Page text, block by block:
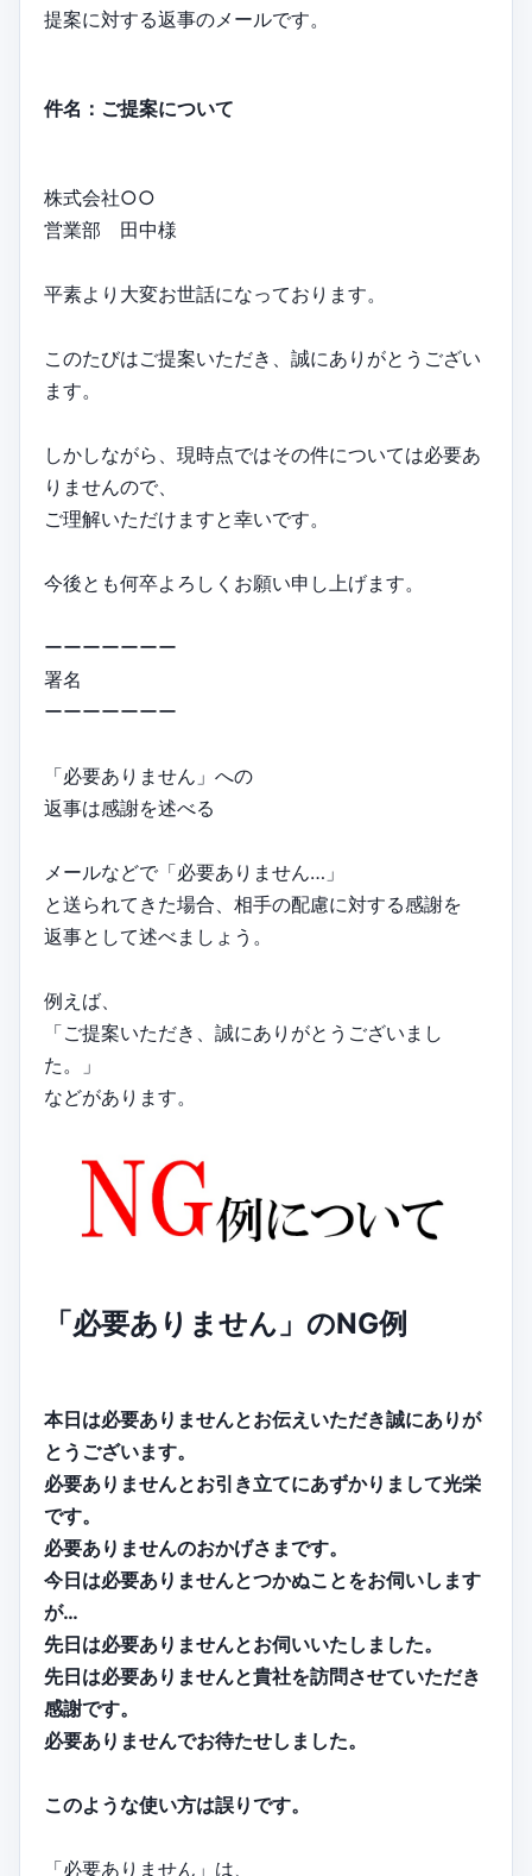
提案に対する返事のメールです。
件名：ご提案について
株式会社○○
営業部 田中様
平素より大変お世話になっております。
このたびはご提案いただき、誠にありがとうござい
ます。
しかしながら、現時点ではその件については必要あ
りませんので、
ご理解いただけますと幸いです。
今後とも何卒よろしくお願い申し上げます。
ーーーーーーー
署名
ーーーーーーー
「必要ありません」への
返事は感謝を述べる
メールなどで「必要ありません…」
と送られてきた場合、相手の配慮に対する感謝を
返事として述べましょう。
例えば、
「ご提案いただき、誠にありがとうございまし
た。」
などがあります。
「必要ありません」のNG例
本日は必要ありませんとお伝えいただき誠にありが
とうございます。
必要ありませんとお引き立てにあずかりまして光栄
です。
必要ありませんのおかげさまです。
今日は必要ありませんとつかぬことをお伺いします
が…
先日は必要ありませんとお伺いいたしました。
先日は必要ありませんと貴社を訪問させていただき
感謝です。
必要ありませんでお待たせしました。
このような使い方は誤りです。
「必要ありません」は、